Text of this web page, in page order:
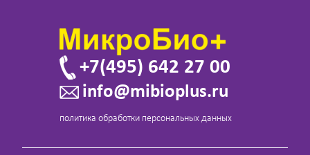
+7(495) 642 27 00
info@mibioplus.ru
политика обработки персональных данных